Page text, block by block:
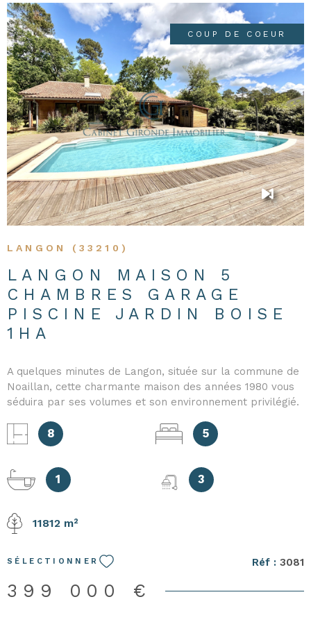
CONTACT
LANGON (33210)
LANGON MAISON 5
CHAMBRES GARAGE
PISCINE JARDIN BOISE
1HA
A quelques minutes de Langon, située sur la commune de
Noaillan, cette charmante maison des années 1980 vous
séduira par ses volumes et son environnement privilégié.
desservant un salon chaleureux avec cheminée ouverte,
une salle à manger conviviale s'ouvrant sur une grande
se compose de trois chambres avec chacune, une salle
d'eau attenante, d’un WC indépendant avec lave-mains et
vous attendent, dont une bénéficiant d'une agréable
d’eau et un second WC complètent ce niveau. À l’extérieur,
un garage, une piscine 8x4, parfaite pour les moments de
détente en famille ou entre amis, le tout implanté sur un
terrain de plus d’un hectare avec, une partie, en forêt.
8 5
1 3
11812 m²
SÉLECTIONNER Réf : 3081
399 000 €
COUP DE COEUR
VOIR LE BIEN